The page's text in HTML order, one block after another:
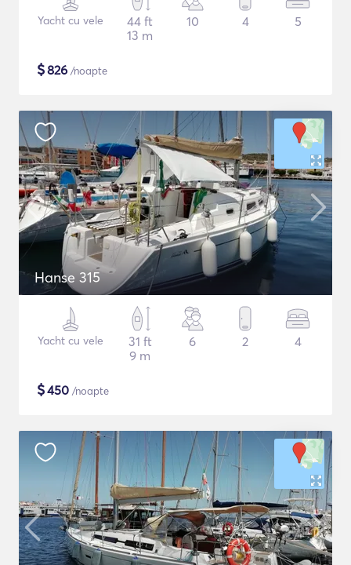
Yacht cu vele
44 ft
13 m
10 4 5
$826 /noapte
Hanse 315
Yacht cu vele
31 ft
9 m
6 2 4
$450 /noapte